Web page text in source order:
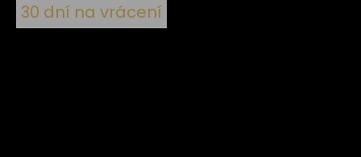
30 dní na vrácení